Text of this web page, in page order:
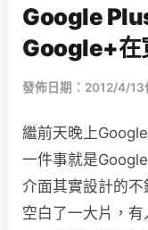
Google
Google+在
發佈日期：2012/4/13
繼前天晚上
一件事就是
介面其實設計的
空白了一大片，